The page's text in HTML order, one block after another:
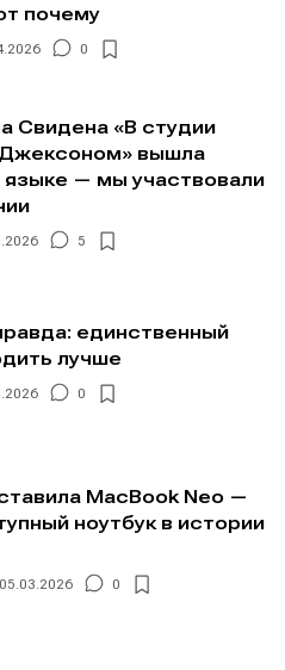
почему
0
Свидена «В студии
вышла
языке — мы участвовали
5
единственный
лучше
0
MacBook Neo —
ноутбук в истории
05.03.2026 0